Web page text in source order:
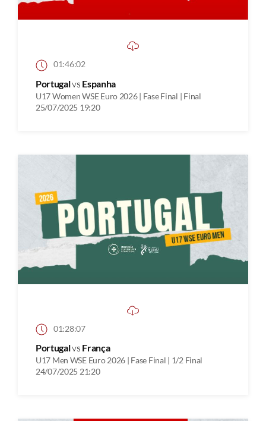
01:46:02
Portugalvs Espanha
U17 Women WSE Euro 2026 | Fase Final | Final
25/07/2025 19:20
01:28:07
Portugalvs França
U17 Men WSE Euro 2026 | Fase Final | 1/2 Final
24/07/2025 21:20